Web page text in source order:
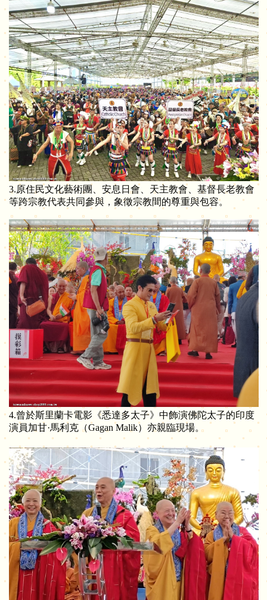
3.原住民文化藝術團、安息日會、天主教會、基督長老教會
等跨宗教代表共同參與，象徵宗教間的尊重與包容。
4.曾於斯里蘭卡電影《悉達多太子》中飾演佛陀太子的印度
演員加甘·馬利克（Gagan Malik）亦親臨現場。